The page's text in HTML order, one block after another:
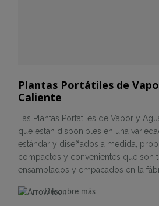
Plantas Portátiles de
Caliente
Las Plantas Portátiles de Vapor y
que están disponibles en una
estándar y diseñados a medida,
compactos y convenientes que son
ensamblados y empacados en la
Descubre más